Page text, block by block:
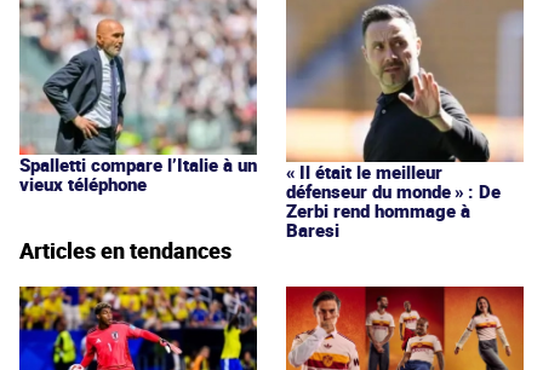
Spalletti compare l’Italie à un
vieux téléphone
« Il était le meilleur
défenseur du monde » : De
Zerbi rend hommage à
Baresi
Articles en tendances